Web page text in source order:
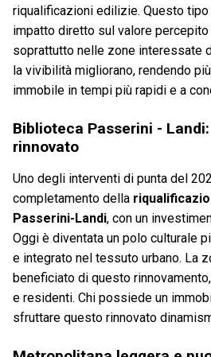
riqualificazioni edilizie. Questo
impatto diretto sul valore
soprattutto nelle zone interessate
la vivibilità migliorano, rendendo
immobile in tempi più rapidi e a
Biblioteca Passerini -
rinnovato
Uno degli interventi di punta del
completamento della
Passerini-Landi, con un
Oggi è diventata un polo culturale
e integrato nel tessuto urbano. La
beneficiato di questo
e residenti. Chi possiede un
sfruttare questo rinnovato